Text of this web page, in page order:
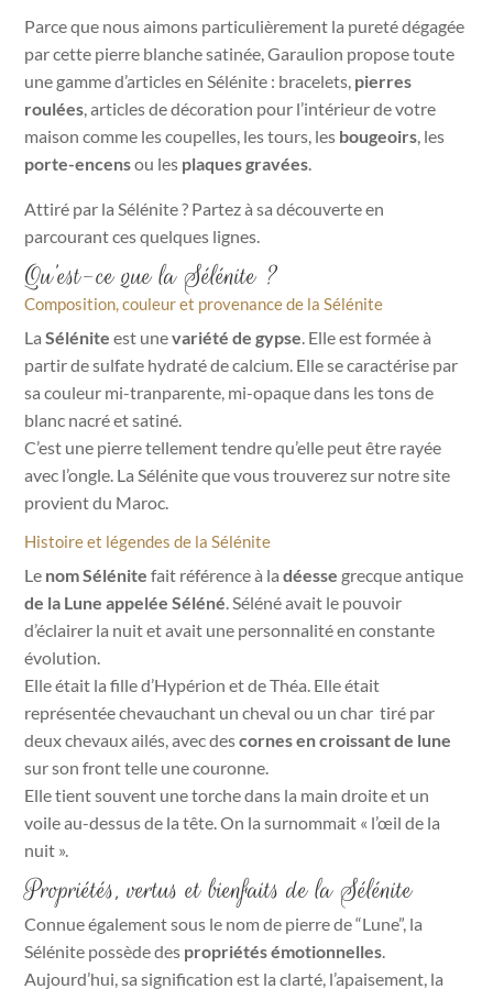
Les
options
peuvent
être
choisies
sur
la
page
du
Parce que nous aimons particulièrement la pureté dégagée
par cette pierre blanche satinée, Garaulion propose toute
une gamme d’articles en Sélénite : bracelets, pierres
roulées, articles de décoration pour l’intérieur de votre
maison comme les coupelles, les tours, les bougeoirs, les
porte-encensou les plaques gravées.
Attiré par la Sélénite ? Partez à sa découverte en
parcourant ces quelques lignes.
Qu’est-ce que la Sélénite ?
Composition, couleur et provenance de la Sélénite
LaSélénite est unevariété de gypse. Elle est formée à
partir de sulfate hydraté de calcium. Elle se caractérise par
sa couleur mi-tranparente, mi-opaque dans les tons de
blanc nacré et satiné.
C’est une pierre tellement tendre qu’elle peut être rayée
avec l’ongle. La Sélénite que vous trouverez sur notre site
provient du Maroc.
Histoire et légendes de la Sélénite
Le nom Sélénite fait référence à ladéesse grecque antique
de la Lune appelée Séléné. Séléné avait le pouvoir
d’éclairer la nuit et avait une personnalité en constante
évolution.
Elle était la fille d’Hypérion et de Théa. Elle était
représentée chevauchant un cheval ou un char tiré par
deux chevaux ailés,avec descornes en croissant de lune
sur son front telle une couronne.
Elle tient souvent une torche dans la main droite et un
voile au-dessus de la tête. On la surnommait « l’œil de la
nuit ».
Propriétés, vertus et bienfaits de la Sélénite
Connue également sous le nom de pierre de “Lune”, la
Sélénite possède des propriétés émotionnelles.
Aujourd’hui, sa signification est la clarté, l’apaisement, la